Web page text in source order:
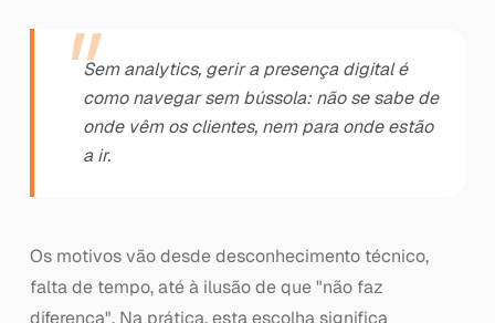
Sem analytics, gerir a presença digital é
como navegar sem bússola: não se sabe de
onde vêm os clientes, nem para onde estão
a ir.
Os motivos vão desde desconhecimento técnico,
falta de tempo, até à ilusão de que "não faz
diferença". Na prática, esta escolha significa